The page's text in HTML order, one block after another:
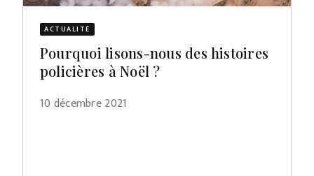
ACTUALITÉ
Pourquoi lisons-nous des histoires
policières à Noël ?
10 décembre 2021